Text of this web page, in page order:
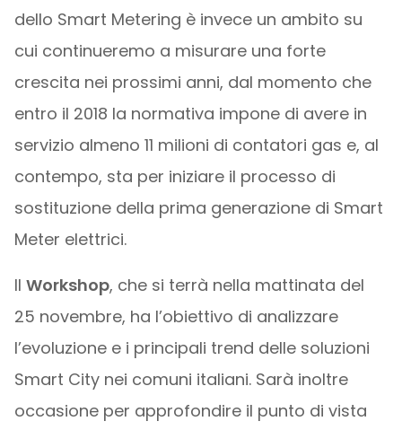
dello Smart Metering è invece un ambito su
cui continueremo a misurare una forte
crescita nei prossimi anni, dal momento che
entro il 2018 la normativa impone di avere in
servizio almeno 11 milioni di contatori gas e, al
contempo, sta per iniziare il processo di
sostituzione della prima generazione di Smart
Meter elettrici.
Il Workshop, che si terrà nella mattinata del
25 novembre, ha l’obiettivo di analizzare
l’evoluzione e i principali trend delle soluzioni
Smart City nei comuni italiani. Sarà inoltre
occasione per approfondire il punto di vista